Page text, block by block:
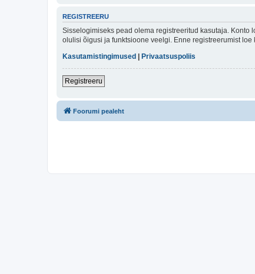
REGISTREERU
Sisselogimiseks pead olema registreeritud kasutaja.
olulisi õigusi ja funktsioone veelgi. Enne registreerumist
Kasutamistingimused | Privaatsuspoliis
Registreeru
Foorumi pealeht